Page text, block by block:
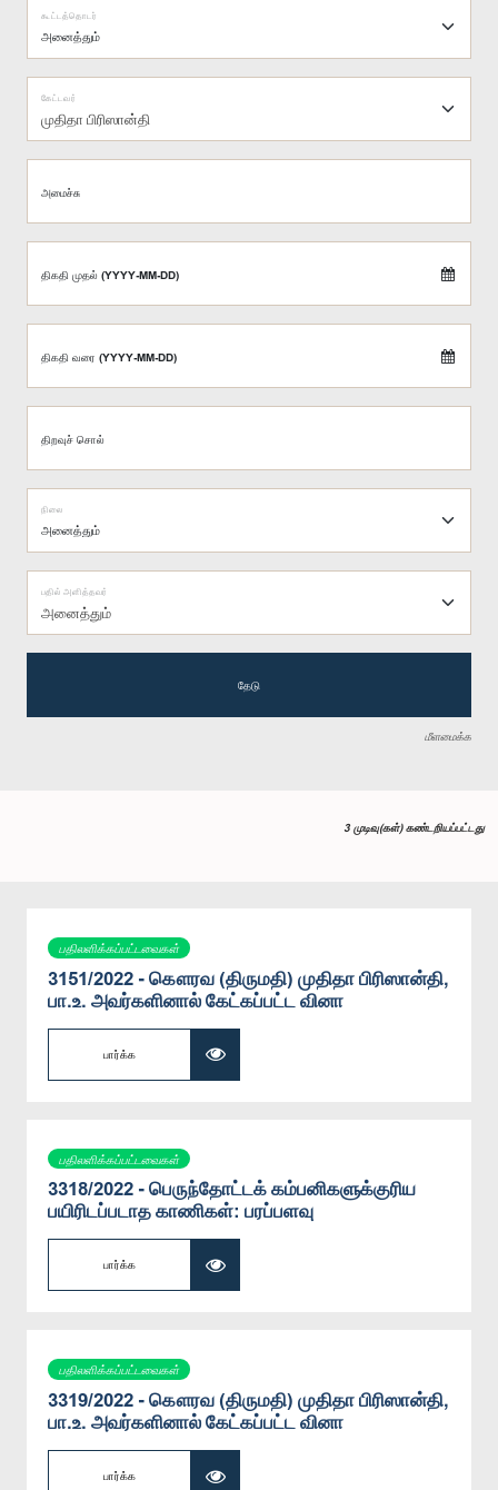
கூட்டத்தொடர்
முதிதா பிரிஸான்தி
கேட்டவர்
அமைச்சு
திகதி முதல் (YYYY-MM-DD)
திகதி வரை (YYYY-MM-DD)
திறவுச் சொல்
நிலை
அனைத்தும்
பதில் அளித்தவர்
தேடு
மீளமைக்க
3 முடிவு(கள்) கண்டறியப்பட்டது
பதிலளிக்கப்பட்டவைகள்
3151/2022 - கௌரவ (திருமதி) முதிதா பிரிஸான்தி,
பா.உ. அவர்களினால் கேட்கப்பட்ட வினா
பார்க்க
பதிலளிக்கப்பட்டவைகள்
3318/2022 - பெருந்தோட்டக் கம்பனிகளுக்குரிய
பயிரிடப்படாத காணிகள்: பரப்பளவு
பார்க்க
பதிலளிக்கப்பட்டவைகள்
3319/2022 - கௌரவ (திருமதி) முதிதா பிரிஸான்தி,
பா.உ. அவர்களினால் கேட்கப்பட்ட வினா
பார்க்க